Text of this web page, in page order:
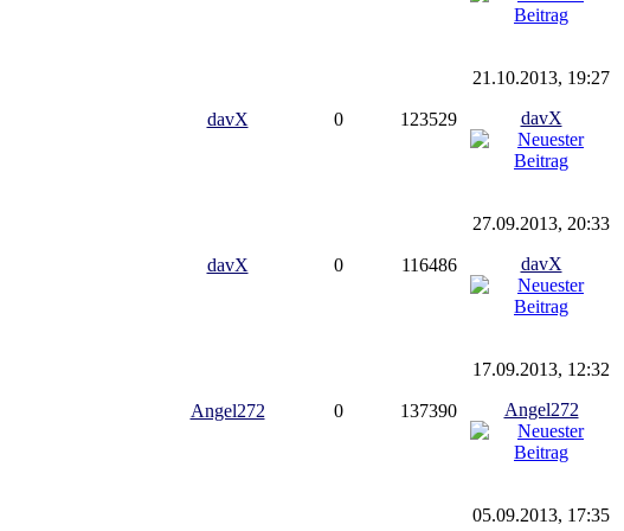
davX 0 123529
21.10.2013, 19:27
davX
davX 0 116486
27.09.2013, 20:33
davX
Angel272 0 137390
17.09.2013, 12:32
Angel272
05.09.2013, 17:35